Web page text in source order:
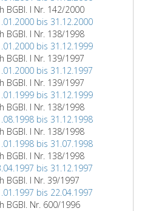
BGBl. I Nr. 142/2000
bis 31.12.2000
BGBl. I Nr. 138/1998
bis 31.12.1999
BGBl. I Nr. 139/1997
bis 31.12.1997
BGBl. I Nr. 139/1997
bis 31.12.1999
BGBl. I Nr. 138/1998
bis 31.12.1998
BGBl. I Nr. 138/1998
bis 31.07.1998
BGBl. I Nr. 138/1998
bis 31.12.1997
BGBl. I Nr. 39/1997
bis 22.04.1997
BGBl. Nr. 600/1996